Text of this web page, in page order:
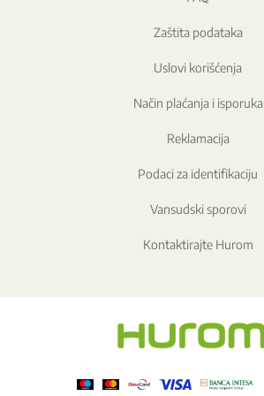
Zaštita podataka
Uslovi korišćenja
Način plaćanja i isporuka
Reklamacija
Podaci za identifikaciju
Vansudski sporovi
Kontaktirajte Hurom